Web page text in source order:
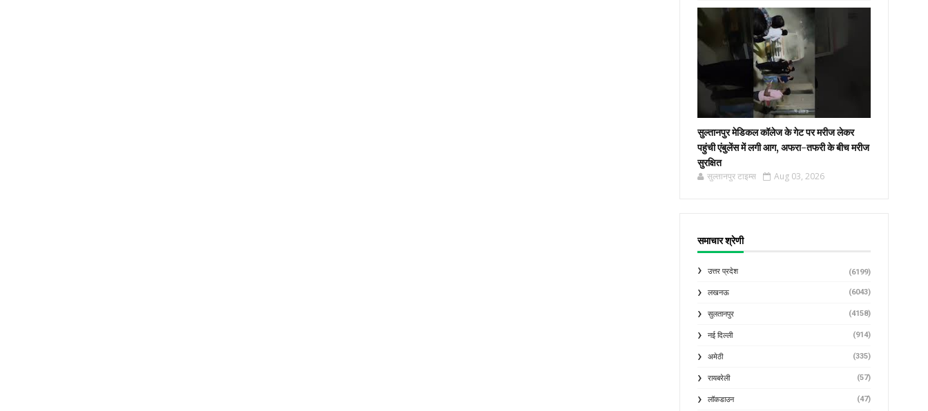
सुल्तानपुर मेडिकल कॉलेज के गेट पर मरीज लेकर
पहुंची एंबुलेंस में लगी आग, अफरा-तफरी के बीच मरीज
सुरक्षित
सुल्तानपुर टाइम्स Aug 03, 2026
समाचार श्रेणी
उत्तर प्रदेश (6199)
लखनऊ (6043)
सुलतानपुर (4158)
नई दिल्ली (914)
अमेठी (335)
रायबरेली (57)
लॉकडाउन (47)